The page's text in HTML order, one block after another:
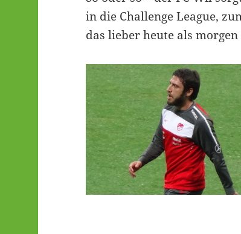
in die Challenge League,
das lieber heute als